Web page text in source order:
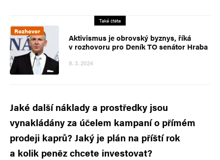
Také čtěte
Rozhovor
Aktivismus je obrovský byznys, říká
v rozhovoru pro Deník TO senátor Hraba
8. 3. 2024
Jaké další náklady a prostředky jsou
vynakládány za účelem kampaní o přímém
prodeji kaprů? Jaký je plán na příští rok
a kolik peněz chcete investovat?